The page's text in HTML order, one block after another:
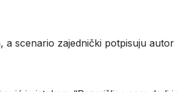
a scenario zajednički potpisuju autor